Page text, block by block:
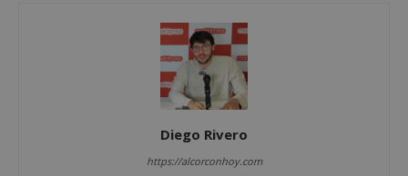
Diego Rivero
https://alcorconhoy.com
Cookies de rendimiento
Cookies de preferencias
Cookies de funcionalidad
Cookies no clasificadas
Las cookies estrictamente necesarias permiten la
funcionalidad principal del sitio web, como el
inicio de sesión de usuario y la gestión de cuentas.